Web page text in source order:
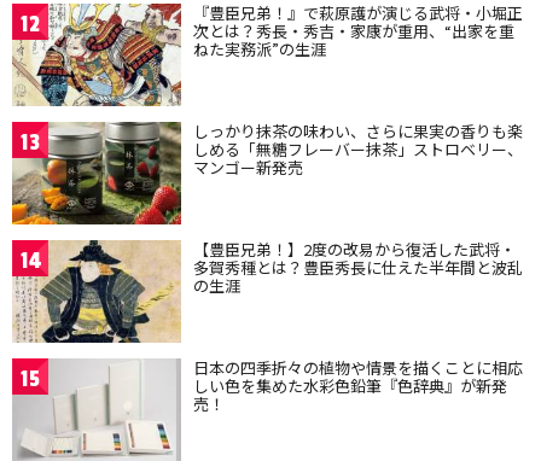
12 『豊臣兄弟！』で萩原護が演じる武将・小堀正
次とは？秀長・秀吉・家康が重用、“出家を重
ねた実務派”の生涯
13 しっかり抹茶の味わい、さらに果実の香りも楽
しめる「無糖フレーバー抹茶」ストロベリー、
マンゴー新発売
14 【豊臣兄弟！】2度の改易から復活した武将・
多賀秀種とは？豊臣秀長に仕えた半年間と波乱
の生涯
15 日本の四季折々の植物や情景を描くことに相応
しい色を集めた水彩色鉛筆『色辞典』が新発
売！